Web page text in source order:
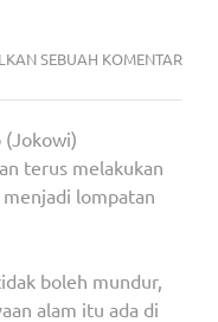
SEBUAH KOMENTAR
(Jokowi)
terus melakukan
lompatan
boleh mundur,
alam itu ada di